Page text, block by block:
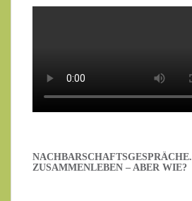
NACHBARSCHAFTSGESPRÄCHE.
ZUSAMMENLEBEN – ABER WIE?